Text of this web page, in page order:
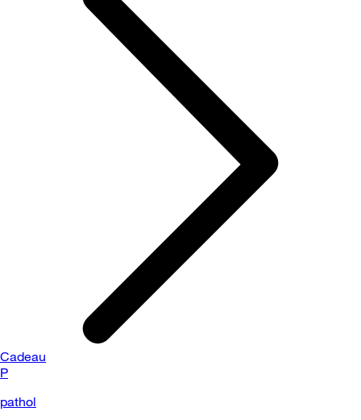
Cadeau
P
pathol